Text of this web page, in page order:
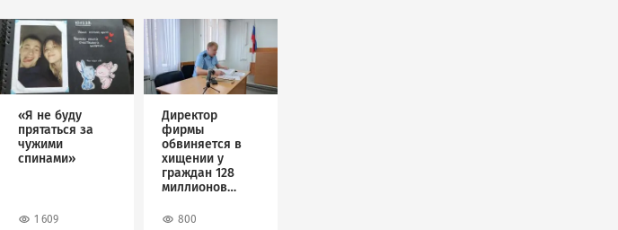
Image
«Я не буду
прятаться за
чужими
спинами»
1 609
Директор
фирмы
обвиняется в
хищении у
граждан 128
миллионов
800